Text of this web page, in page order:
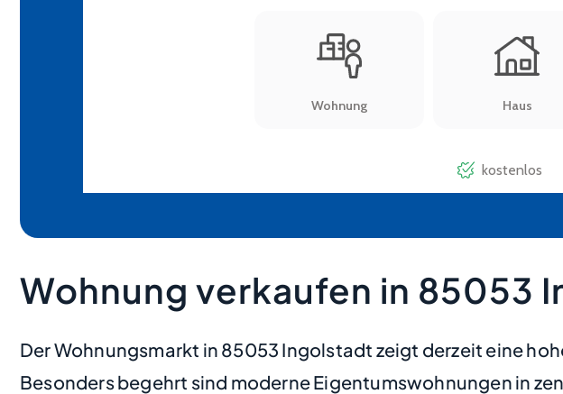
Wohnung verkaufen in 85053
Der Wohnungsmarkt in 85053 Ingolstadt zeigt derzeit eine
Besonders begehrt sind moderne Eigentumswohnungen in